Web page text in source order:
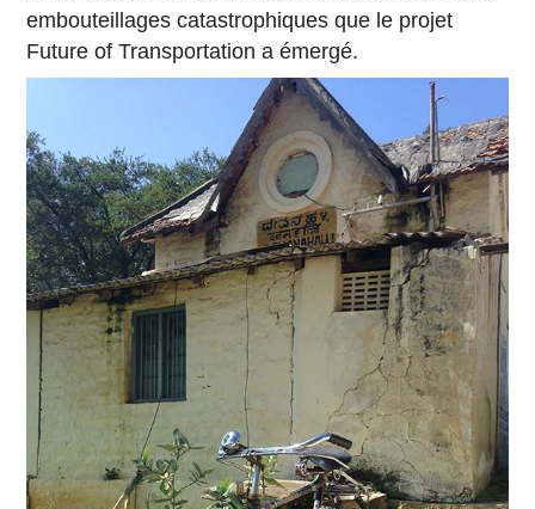
embouteillages catastrophiques que le projet
Future of Transportation a émergé.